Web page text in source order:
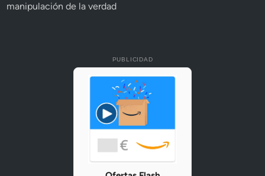
manipulación de la verdad
PUBLICIDAD